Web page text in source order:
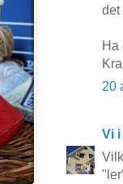
det
Ha
20
Vi